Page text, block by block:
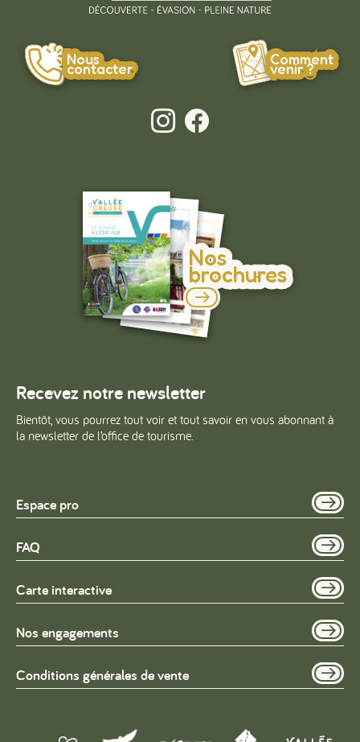
Nous
contacter
Comment
venir ?
Nos
brochures
Recevez notre newsletter
Bientôt, vous pourrez tout voir et tout savoir en vous abonnant à
la newsletter de l’office de tourisme.
Espace pro
FAQ
Carte interactive
Nos engagements
Conditions générales de vente